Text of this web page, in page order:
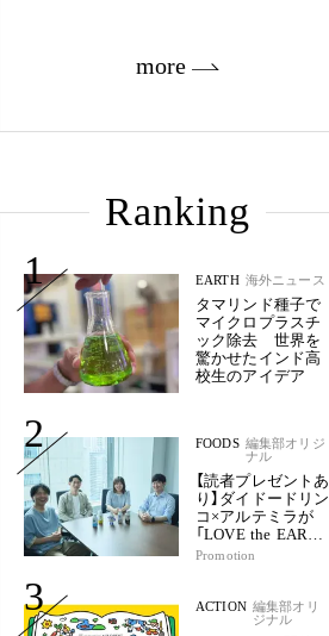
more
Ranking
1
EARTH 海外ニュース
タマリンド種子で
マイクロプラスチ
ック除去 世界を
驚かせたインド高
校生のアイデア
2 FOODS 編集部オリジ
ナル
【読者プレゼントあ
り】ダイドードリン
コ×アルテミラが
「LOVE the EARTH
シリーズ」で目指す
Promotion
3 ACTION 編集部オリ
ジナル